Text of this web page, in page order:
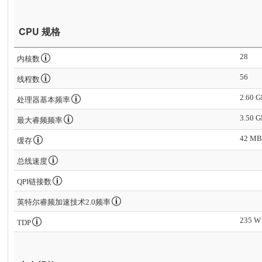
CPU 规格
内核数 28
线程数 56
处理器基本频率 2.60
最大睿频频率 3.50
缓存 42 MB
总线速度
QPI链接数
英特尔睿频加速技术2.0频率
TDP 235 W